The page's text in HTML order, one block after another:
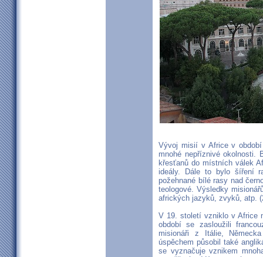
Vývoj misií v Africe v
mnohé nepříznivé okolnosti.
křesťanů do místních válek
ideály. Dále to bylo šíření
požehnané bílé rasy nad
teologové. Výsledky
afrických jazyků, zvyků, atp.
V 19. století vzniklo v Africe
období se zasloužili
misionáři z Itálie,
úspěchem působil také
se vyznačuje vznikem